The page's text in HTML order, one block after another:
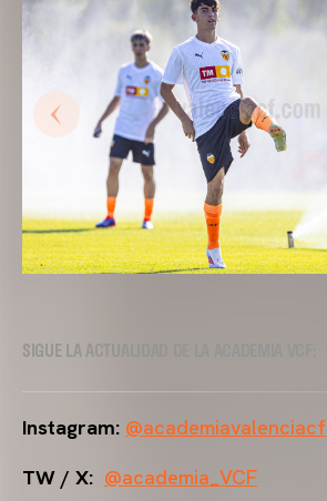
SIGUE LA ACTUALIDAD DE LA ACADEMIA VCF:
Instagram: @academiavalenciacf
TW / X: @academia_VCF